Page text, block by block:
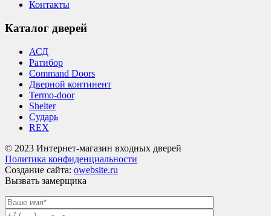
Контакты
Каталог дверей
АСД
Ратибор
Command Doors
Дверной континент
Termo-door
Shelter
Сударь
REX
© 2023 Интернет-магазин входных дверей
Политика конфиденциальности
Создание сайта: owebsite.ru
Вызвать замерщика